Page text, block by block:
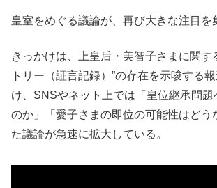
皇室をめぐる議論が、再び大きな注目を
きっかけは、上皇后・美智子さまに関す
トリー（証言記録）”の存在を示唆する
け、SNSやネット上では「皇位継承問題
のか」「愛子さまの即位の可能性はどう
た議論が急速に拡大している。